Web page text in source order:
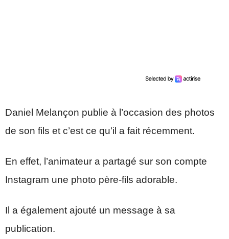
Daniel Melançon publie à l’occasion des photos
de son fils et c’est ce qu’il a fait récemment.
En effet, l’animateur a partagé sur son compte
Instagram une photo père-fils adorable.
Il a également ajouté un message à sa
publication.